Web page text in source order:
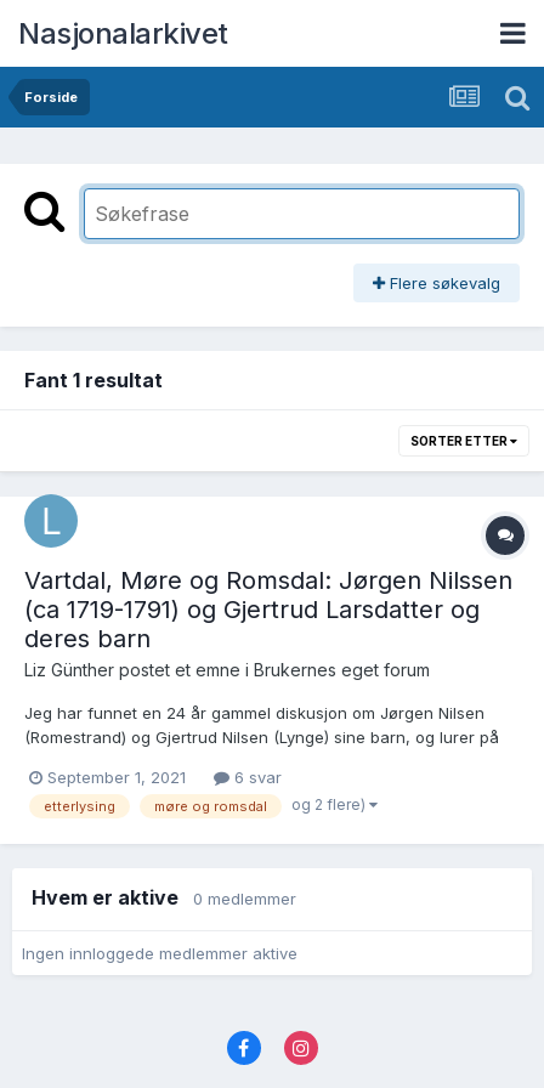
Nasjonalarkivet
Forside
Flere søkevalg
Fant 1 resultat
SORTER ETTER
Vartdal, Møre og Romsdal: Jørgen Nilssen
(ca 1719-1791) og Gjertrud Larsdatter og
deres barn
Liz Günther postet et emne i Brukernes eget forum
Jeg har funnet en 24 år gammel diskusjon om Jørgen Nilsen
(Romestrand) og Gjertrud Nilsen (Lynge) sine barn, og lurer på
etter at den diskusjonen fant sted? Ifølge vartdalssoga s. 145-
147 er barneflokken etter dem på Nilsgarden, Rome...
September 1, 2021 6 svar
etterlysing møre og romsdal og 2 flere)
Hvem er aktive 0 medlemmer
Ingen innloggede medlemmer aktive